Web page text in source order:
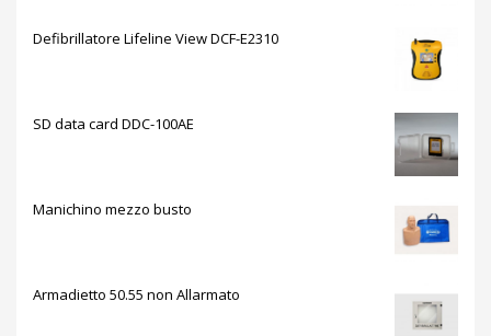
Defibrillatore Lifeline View DCF-E2310
SD data card DDC-100AE
Manichino mezzo busto
Armadietto 50.55 non Allarmato